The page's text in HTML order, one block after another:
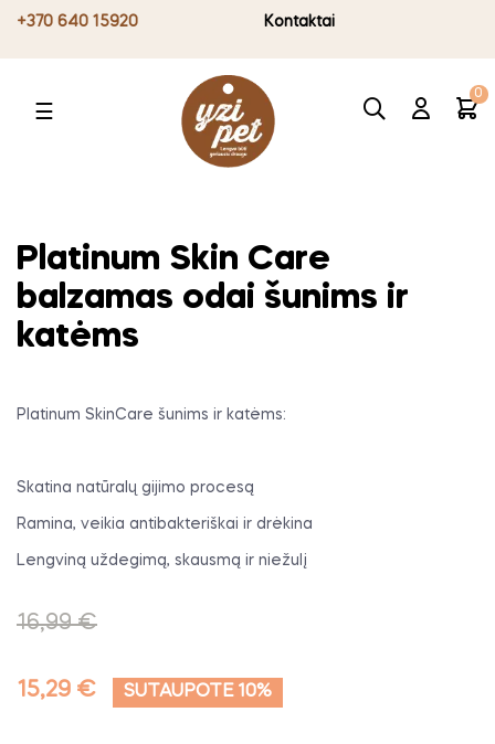
+370 640 15920 Kontaktai
Toggle
☰
0
Platinum Skin Care
balzamas odai šunims ir
katėms
Platinum SkinCare šunims ir katėms:
Skatina natūralų gijimo procesą
Ramina, veikia antibakteriškai ir drėkina
Lengviną uždegimą, skausmą ir niežulį
16,99 €
15,29 € SUTAUPOTE 10%